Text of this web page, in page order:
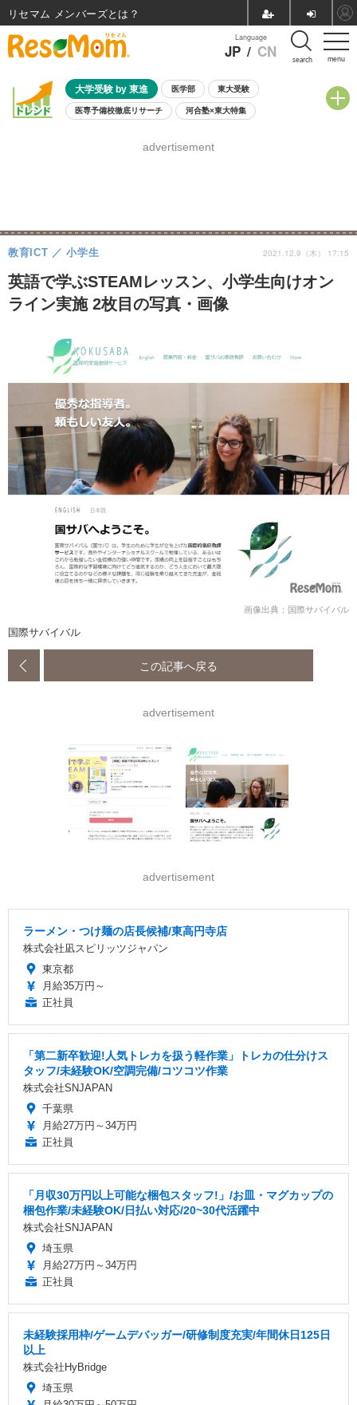
menu
Language
JP / CN search
大学受験 by 東進 医学部 東大受験
医専予備校徹底リサーチ 河合塾×東大特集
8月開催学校説明会・相談会
advertisement
英語で学ぶSTEAMレッスン、小学生向けオン
ライン実施 2枚目の写真・画像
教育ICT 小学生 2021.12.9（木） 17:15
画像出典：国際サバイバル
国際サバイバル
この記事へ戻る
advertisement
advertisement
ラーメン・つけ麺の店長候補/東高円寺店
株式会社凪スピリッツジャパン
東京都
月給35万円～
正社員
「第二新卒歓迎!人気トレカを扱う軽作業」トレカの仕分けス
タッフ/未経験OK/空調完備/コツコツ作業
株式会社SNJAPAN
千葉県
月給27万円～34万円
正社員
「月収30万円以上可能な梱包スタッフ!」/お皿・マグカップの
梱包作業/未経験OK/日払い対応/20~30代活躍中
株式会社SNJAPAN
埼玉県
月給27万円～34万円
正社員
未経験採用枠/ゲームデバッガー/研修制度充実/年間休日125日
以上
株式会社HyBridge
埼玉県
リセマム メンバーズ